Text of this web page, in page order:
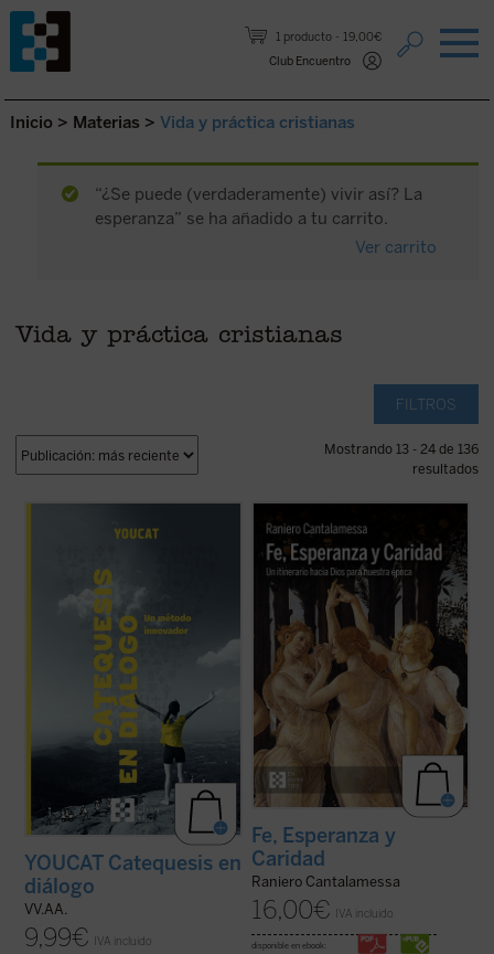
1 producto
19,00€
Club Encuentro
Saltar al contenido.
Inicio > Materias > Vida y práctica cristianas
“¿Se puede (verdaderamente) vivir así? La
esperanza” se ha añadido a tu carrito.
Ver carrito
Vida y práctica cristianas
FILTROS
Mostrando 13 - 24 de 136
resultados
es el manual para todo el que
profunda en la gente joven. Una
introducción general a la catequesis
moderna, pero ...(ver ficha)
YOUCAT Catequesis en
diálogo
VV.AA.
9,99€ IVA incluido
a los lectores en un viaje hacia la
comprensión de las virtudes teologales: Fe,
Esperanza y Caridad, con la certeza de que
no hay ningún contenido de la fe, por
elevado que sea, que no pueda hacerse ...
(ver ficha)
Fe, Esperanza y
Caridad
Raniero Cantalamessa
16,00€ IVA incluido
disponible en ebook: